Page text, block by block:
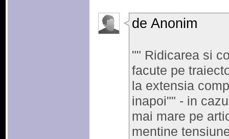
de Anonim
"" Ridicarea si
facute pe
la extensia
inapoi"" - in
mai mare pe
mentine